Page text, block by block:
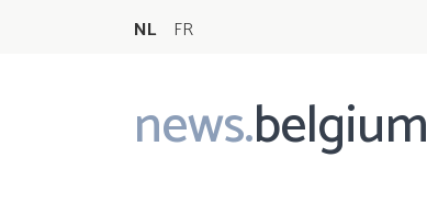
NL FR
news.belgium
Main
navigation